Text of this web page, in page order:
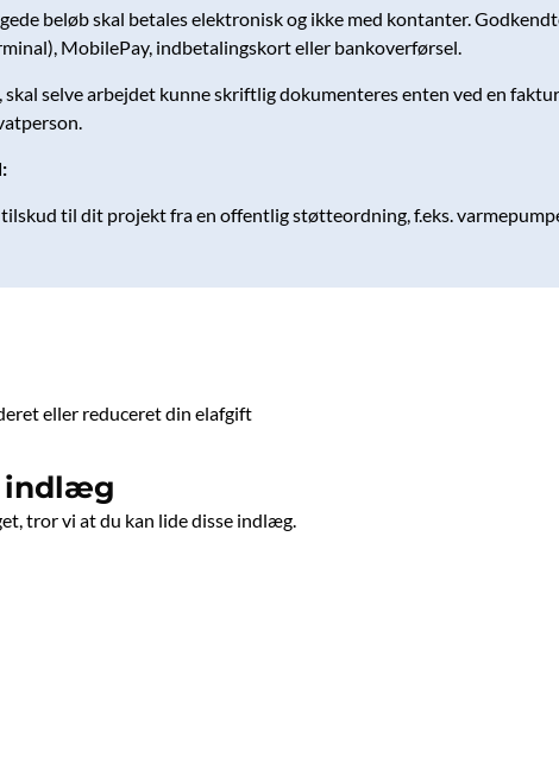
beløb skal betales elektronisk og ikke med kontanter.
MobilePay, indbetalingskort eller bankoverførsel.
skal selve arbejdet kunne skriftlig dokumenteres enten ved en
til dit projekt fra en offentlig støtteordning, f.eks.
eller reduceret din elafgift
indlæg
tror vi at du kan lide disse indlæg.